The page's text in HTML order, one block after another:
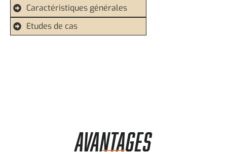
Caractéristiques générales
Etudes de cas
AVANTAGES